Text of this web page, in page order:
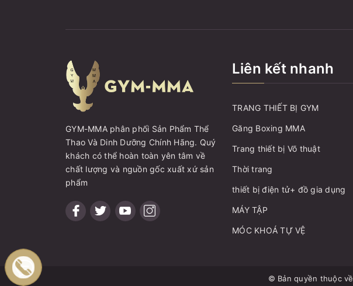
GYM-MMA phân phối Sản Phẩm Thể
Thao Và Dinh Dưỡng Chính Hãng. Quý
khách có thể hoàn toàn yên tâm về
chất lượng và nguồn gốc xuất xứ sản
phẩm
Liên kết nhanh
TRANG THIẾT BỊ GYM
Găng Boxing MMA
Trang thiết bị Võ thuật
Thời trang
thiết bị điện tử+ đồ gia dụng
MÁY TẬP
MÓC KHOÁ TỰ VỆ
© Bản quyền thuộc về